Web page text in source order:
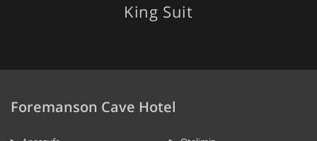
King Suit
Foremanson Cave Hotel